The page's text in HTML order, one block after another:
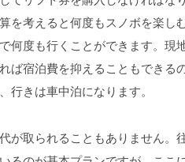
を考えると何度もスノボを楽し
何度も行くことができます。現
ば宿泊費を抑えることもできる
行きは車中泊になります。
が取られることもありません。